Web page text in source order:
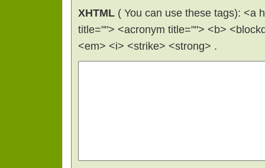
XHTML ( You can use these tags): <a
title=""> <acronym title=""> <b>
<em> <i> <strike> <strong> .